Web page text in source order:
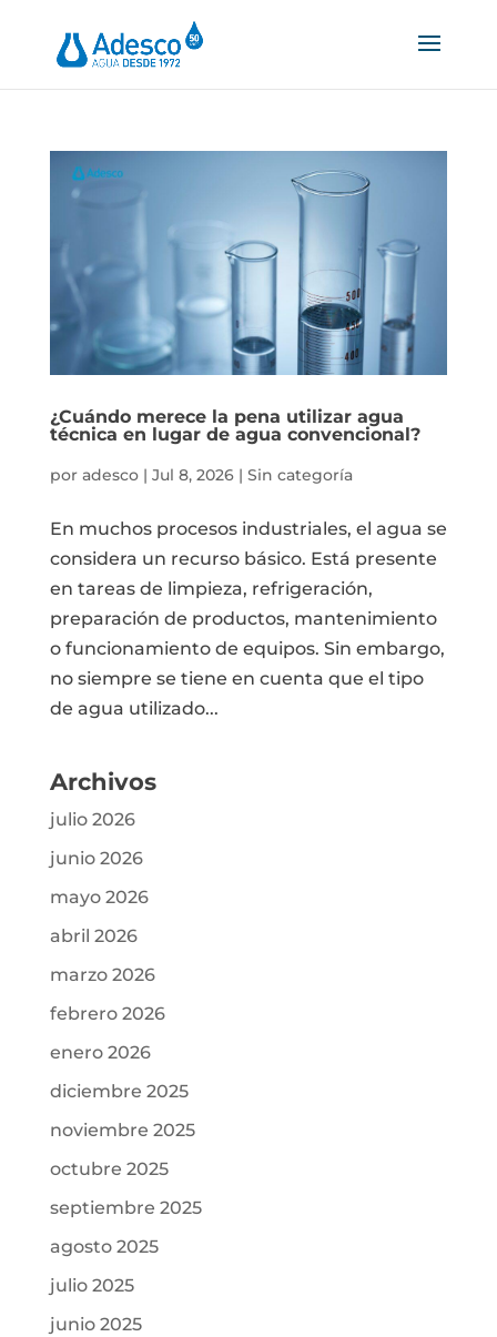
¿Cuándo merece la pena utilizar agua
técnica en lugar de agua convencional?
por adesco| Jul 8, 2026| Sin categoría
En muchos procesos industriales, el agua se
considera un recurso básico. Está presente
en tareas de limpieza, refrigeración,
preparación de productos, mantenimiento
o funcionamiento de equipos. Sin embargo,
no siempre se tiene en cuenta que el tipo
de agua utilizado...
Archivos
julio 2026
junio 2026
mayo 2026
abril 2026
marzo 2026
febrero 2026
enero 2026
diciembre 2025
noviembre 2025
octubre 2025
septiembre 2025
agosto 2025
julio 2025
junio 2025